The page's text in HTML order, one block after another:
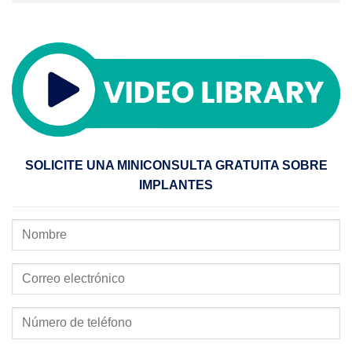
SOLICITE UNA MINICONSULTA GRATUITA SOBRE
IMPLANTES